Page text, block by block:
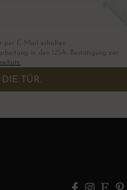
per E-Mail erhalten.
in den USA. Bestätigung per
TÜR.